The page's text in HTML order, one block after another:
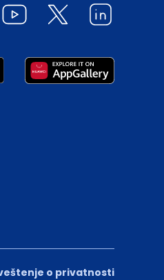
o privatnosti